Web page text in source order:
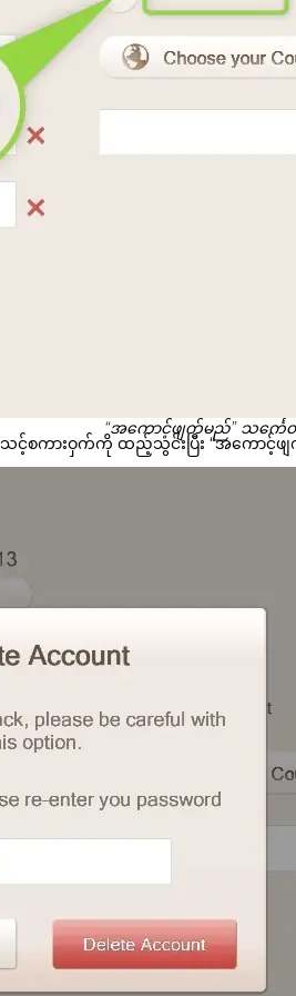
“အကောင့်ဖျက်မည်” သင်္ကေ
စကားဝှက်ကို ထည့်သွင်းပြီး “အကောင့်ဖ